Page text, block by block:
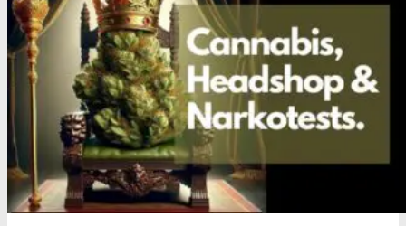
Lugt- og duftfjernere
Glasrens
Børster
Tilbehør